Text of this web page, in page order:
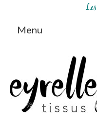
Menu